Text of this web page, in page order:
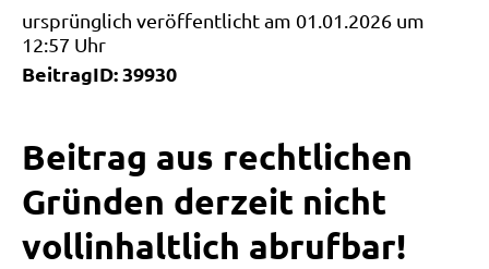
ursprünglich veröffentlicht am 01.01.2026 um
12:57 Uhr
BeitragID: 39930
Beitrag aus rechtlichen
Gründen derzeit nicht
vollinhaltlich abrufbar!